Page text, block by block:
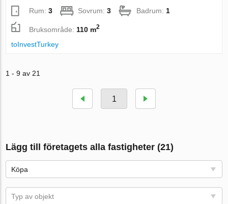
Rum:3 Sovrum:3 Badrum:1
Bruksområde: 110 m2
toInvestTurkey
1 - 9 av 21
1
Lägg till företagets alla fastigheter (21)
Köpa
Typ av objekt